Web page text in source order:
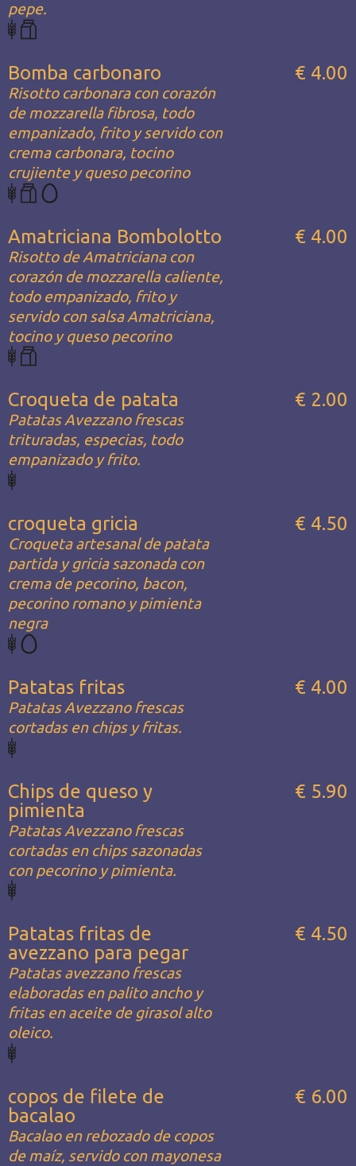
pepe.
Bomba carbonaro
Risotto carbonara con corazón
de mozzarella fibrosa, todo
empanizado, frito y servido con
crema carbonara, tocino
crujiente y queso pecorino
€ 4.00
Amatriciana Bombolotto
Risotto de Amatriciana con
corazón de mozzarella caliente,
todo empanizado, frito y
servido con salsa Amatriciana,
tocino y queso pecorino
€ 4.00
Croqueta de patata
Patatas Avezzano frescas
trituradas, especias, todo
empanizado y frito.
€ 2.00
croqueta gricia
Croqueta artesanal de patata
partida y gricia sazonada con
crema de pecorino, bacon,
pecorino romano y pimienta
negra
€ 4.50
Patatas fritas
Patatas Avezzano frescas
cortadas en chips y fritas.
€ 4.00
Chips de queso y
pimienta
Patatas Avezzano frescas
cortadas en chips sazonadas
con pecorino y pimienta.
€ 5.90
Patatas fritas de
avezzano para pegar
Patatas avezzano frescas
elaboradas en palito ancho y
fritas en aceite de girasol alto
oleico.
€ 4.50
copos de filete de
bacalao
Bacalao en rebozado de copos
de maíz, servido con mayonesa
€ 6.00